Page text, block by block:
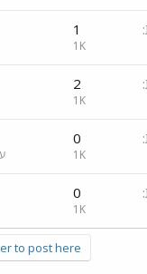
1
1K
2
1K
0
1K
0
1K
to post here.